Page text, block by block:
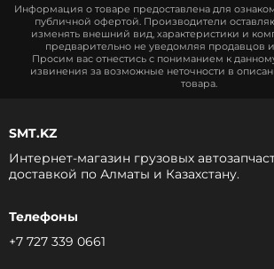
Информация о товаре предоставлена для
публичной офертой. Производители
изменять внешний вид, характеристики и
предварительно не уведомляя продавцов
Просим вас отнестись с пониманием к
извинения за возможные неточности в
товара.
SMT.KZ
Интернет-магазин грузовых
доставкой по Алматы и Казахстану.
Телефоны
+7 727 339 0661